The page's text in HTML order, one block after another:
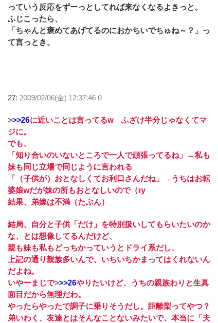
っていう反応をずーっとしてれば来なくなるよきっと。
ふじこったら、
「ちゃんと褒めてあげてるのにおかちいでちゅね～？」っ
て言っとき。
27: 2009/02/06(金) 12:37:46 0
>>>26に近いことは言ってるw ふざけ半分じゃなくてマ
ジに。
でも、
「知り合いのいないところで一人で頑張ってるね」→私も
妹も同じ立場で同じように言われる
「（子供が）おとなしくてお利口さんだね」→うちはお転
婆娘wだが妹の所もおとなしいので（ry
結果、弟嫁は不満（たぶん）
結局、自分と子供「だけ」を特別扱いしてもらいたいのか
な、とは想像してるんだけど、
親も妹も私もどっちかっていうとドライ系だし、
上記の通り親族多いんで、いちいちかまってはくれないん
だよね。
いやーまじで>>>26やりたいけど、うちの親族わりと生真
面目だから無理だわ。
やったらやったで調子に乗りそうだし。距離梨ってやつ？
弟いわく、友達とはそんなことないみたいで、本当に「夫